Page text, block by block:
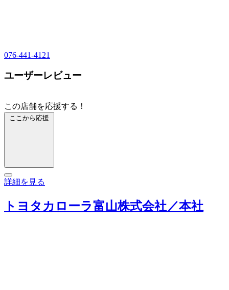
076-441-4121
ユーザーレビュー
この店舗を応援する！
ここから応援
詳細を見る
トヨタカローラ富山株式会社／本社